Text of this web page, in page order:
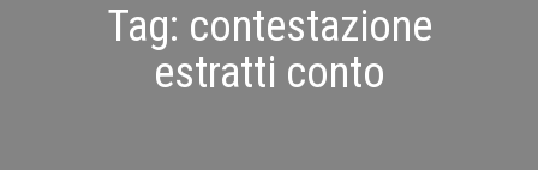
Tag: contestazione
estratti conto